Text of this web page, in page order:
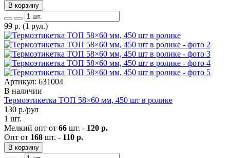
В корзину
99 р. (1 рул.)
Артикул: 631004
В наличии
Термоэтикетка ТОП 58×60 мм, 450 шт в ролике
130 р./рул
1 шт.
Мелкий опт от 66 шт. - 120 р.
Опт от 168 шт. - 110 р.
В корзину